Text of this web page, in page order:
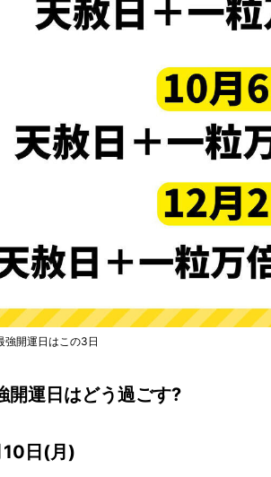
強開運日はこの3日
開運日はどう過ごす?
日(月)